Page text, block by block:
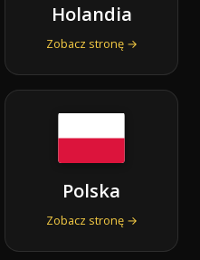
Holandia
Zobacz stronę →
Polska
Zobacz stronę →